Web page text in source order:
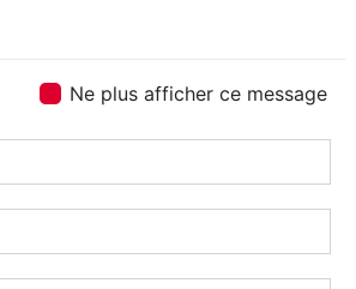
Ne plus afficher ce message